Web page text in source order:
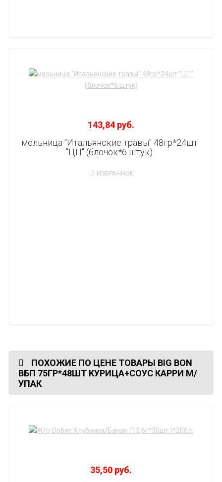
143,84 руб.
мельница "Итальянские травы" 48гр*24шт
"ЦП" (блочок*6 штук)
ИЗБРАННОЕ
ПОХОЖИЕ ПО ЦЕНЕ ТОВАРЫ BIG BON
ВБП 75ГР*48ШТ КУРИЦА+СОУС КАРРИ М/
УПАК
35,50 руб.